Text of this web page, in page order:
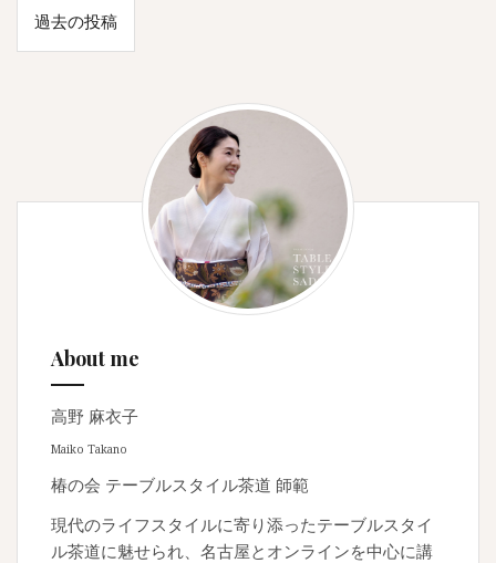
稿過去の投稿
About me
高野 麻衣子
Maiko Takano
椿の会 テーブルスタイル茶道 師範
現代のライフスタイルに寄り添ったテーブルスタイ
ル茶道に魅せられ、名古屋とオンラインを中心に講